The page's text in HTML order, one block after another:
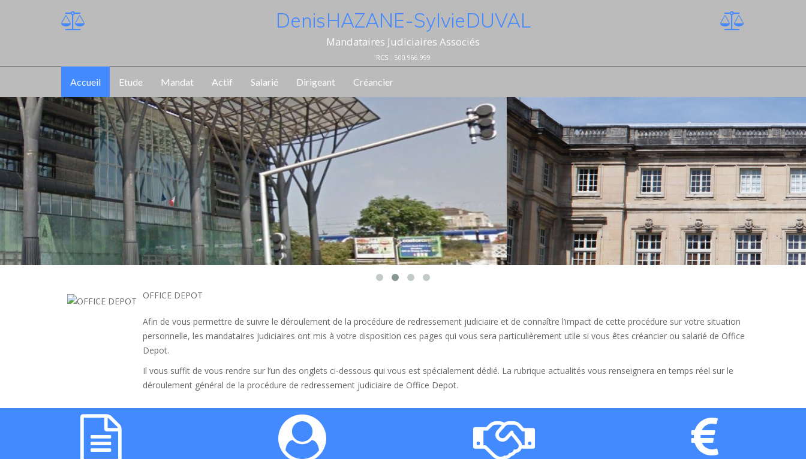
Denis HAZANE - Sylvie DUVAL
Mandataires Judiciaires Associés
RCS : 500.966.999
Accueil Etude Mandat Actif Salarié Dirigeant Créancier
OFFICE DEPOT
Afin de vous permettre de suivre le déroulement de la procédure de redressement judiciaire et de connaître l’impact de cette procédure sur votre situation
personnelle, les mandataires judiciaires ont mis à votre disposition ces pages qui vous sera particulièrement utile si vous êtes créancier ou salarié de Office
Depot.
Il vous suffit de vous rendre sur l’un des onglets ci-dessous qui vous est spécialement dédié. La rubrique actualités vous renseignera en temps réel sur le
déroulement général de la procédure de redressement judiciaire de Office Depot.